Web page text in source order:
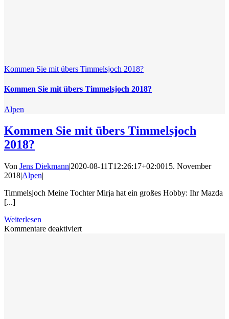
Kommen Sie mit übers Timmelsjoch 2018?
Kommen Sie mit übers Timmelsjoch 2018?
Alpen
Kommen Sie mit übers Timmelsjoch
2018?
Von Jens Diekmann|2020-08-11T12:26:17+02:0015. November
2018|Alpen|
Timmelsjoch Meine Tochter Mirja hat ein großes Hobby: Ihr Mazda
[...]
Weiterlesen
Kommentare deaktiviertfür